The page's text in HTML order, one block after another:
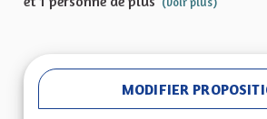
MODIFIER